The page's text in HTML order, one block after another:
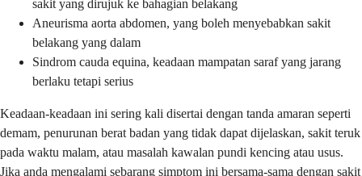
sakit yang dirujuk ke bahagian belakang
Aneurisma aorta abdomen, yang boleh menyebabkan sakit
belakang yang dalam
Sindrom cauda equina, keadaan mampatan saraf yang jarang
berlaku tetapi serius
Keadaan-keadaan ini sering kali disertai dengan tanda amaran seperti
demam, penurunan berat badan yang tidak dapat dijelaskan, sakit teruk
pada waktu malam, atau masalah kawalan pundi kencing atau usus.
Jika anda mengalami sebarang simptom ini bersama-sama dengan sakit